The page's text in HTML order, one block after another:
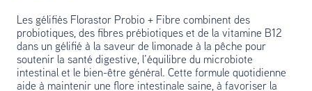
Les gélifiés Florastor Probio + Fibre combinent des
probiotiques, des fibres prébiotiques et de la vitamine B12
dans un gélifié à la saveur de limonade à la pêche pour
soutenir la santé digestive, l’équilibre du microbiote
intestinal et le bien-être général. Cette formule quotidienne
aide à maintenir une flore intestinale saine, à favoriser la